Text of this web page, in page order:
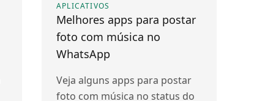
APLICATIVOS
Melhores apps para postar
foto com música no
WhatsApp
Veja alguns apps para postar
foto com música no status do